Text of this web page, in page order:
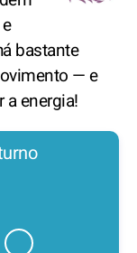
bastante
— e
a energia!